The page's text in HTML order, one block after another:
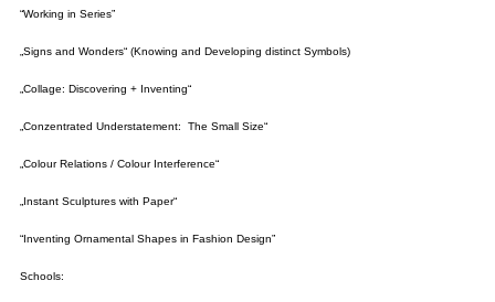
“Working in Series”
„Signs and Wonders“ (Knowing and Developing distinct Symbols)
„Collage: Discovering + Inventing“
„Conzentrated Understatement: The Small Size“
„Colour Relations / Colour Interference“
„Instant Sculptures with Paper“
“Inventing Ornamental Shapes in Fashion Design”
Schools: